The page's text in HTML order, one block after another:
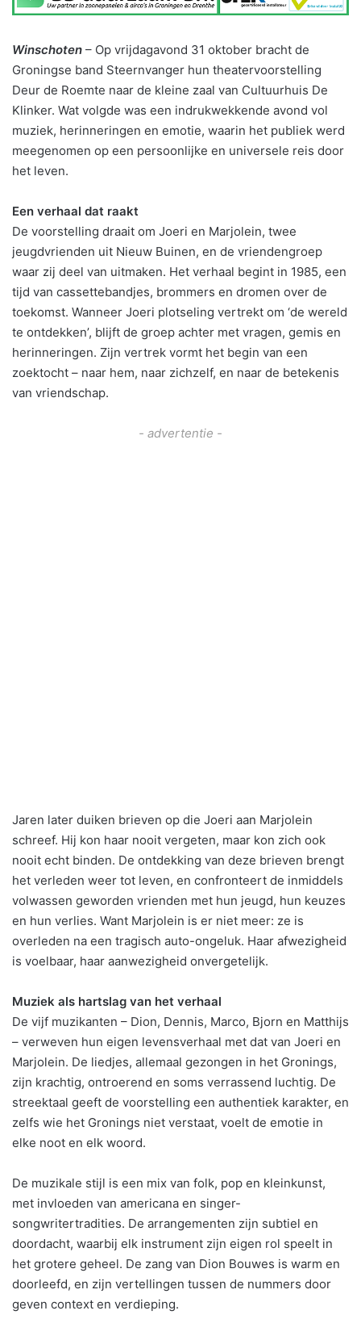
Winschoten – Op vrijdagavond 31 oktober bracht de
Groningse band Steernvanger hun theatervoorstelling
Deur de Roemte naar de kleine zaal van Cultuurhuis De
Klinker. Wat volgde was een indrukwekkende avond vol
muziek, herinneringen en emotie, waarin het publiek werd
meegenomen op een persoonlijke en universele reis door
het leven.
Een verhaal dat raakt
De voorstelling draait om Joeri en Marjolein, twee
jeugdvrienden uit Nieuw Buinen, en de vriendengroep
waar zij deel van uitmaken. Het verhaal begint in 1985, een
tijd van cassettebandjes, brommers en dromen over de
toekomst. Wanneer Joeri plotseling vertrekt om ‘de wereld
te ontdekken’, blijft de groep achter met vragen, gemis en
herinneringen. Zijn vertrek vormt het begin van een
zoektocht – naar hem, naar zichzelf, en naar de betekenis
van vriendschap.
- advertentie -
Jaren later duiken brieven op die Joeri aan Marjolein
schreef. Hij kon haar nooit vergeten, maar kon zich ook
nooit echt binden. De ontdekking van deze brieven brengt
het verleden weer tot leven, en confronteert de inmiddels
volwassen geworden vrienden met hun jeugd, hun keuzes
en hun verlies. Want Marjolein is er niet meer: ze is
overleden na een tragisch auto-ongeluk. Haar afwezigheid
is voelbaar, haar aanwezigheid onvergetelijk.
Muziek als hartslag van het verhaal
De vijf muzikanten – Dion, Dennis, Marco, Bjorn en Matthijs
– verweven hun eigen levensverhaal met dat van Joeri en
Marjolein. De liedjes, allemaal gezongen in het Gronings,
zijn krachtig, ontroerend en soms verrassend luchtig. De
streektaal geeft de voorstelling een authentiek karakter, en
zelfs wie het Gronings niet verstaat, voelt de emotie in
elke noot en elk woord.
De muzikale stijl is een mix van folk, pop en kleinkunst,
met invloeden van americana en singer-
songwritertradities. De arrangementen zijn subtiel en
doordacht, waarbij elk instrument zijn eigen rol speelt in
het grotere geheel. De zang van Dion Bouwes is warm en
doorleefd, en zijn vertellingen tussen de nummers door
geven context en verdieping.